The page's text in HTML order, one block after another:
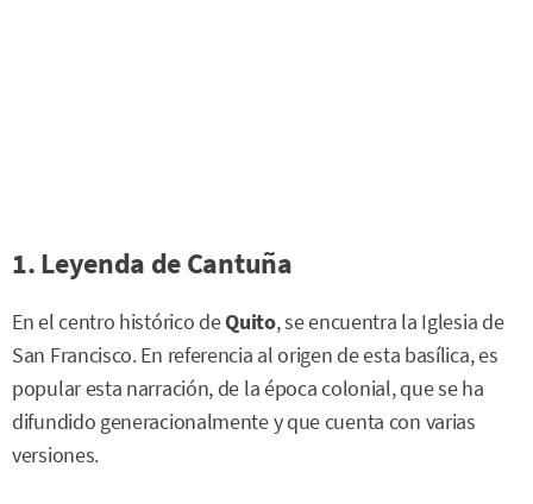
1. Leyenda de Cantuña
En el centro histórico deQuito, se encuentra la Iglesia de
San Francisco. En referencia al origen de esta basílica, es
popular esta narración, de la época colonial, que se ha
difundido generacionalmente y que cuenta con varias
versiones.